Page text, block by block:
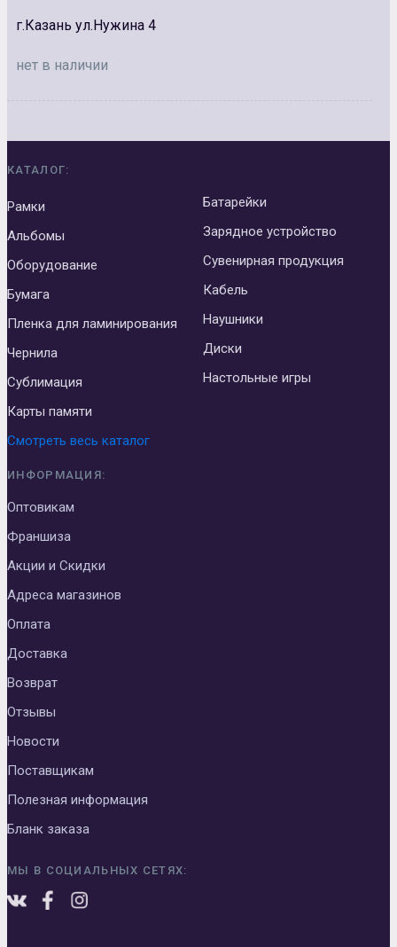
г.Казань ул.Нужина 4
нет в наличии
КАТАЛОГ:
Рамки
Альбомы
Оборудование
Бумага
Пленка для ламинирования
Чернила
Сублимация
Карты памяти
Батарейки
Зарядное устройство
Сувенирная продукция
Кабель
Наушники
Диски
Настольные игры
Смотреть весь каталог
ИНФОРМАЦИЯ:
Оптовикам
Франшиза
Акции и Скидки
Адреса магазинов
Оплата
Доставка
Возврат
Отзывы
Новости
Поставщикам
Полезная информация
Бланк заказа
МЫ В СОЦИАЛЬНЫХ СЕТЯХ: